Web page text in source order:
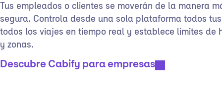
Tus empleados o clientes se moverán de la manera
segura. Controla desde una sola plataforma todos
todos los viajes en tiempo real y establece límites de
y zonas.
Descubre Cabify para empresas